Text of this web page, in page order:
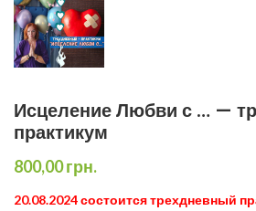
Исцеление Любви с … —
практикум
800,00грн.
20.08.2024 состоится трехдневный